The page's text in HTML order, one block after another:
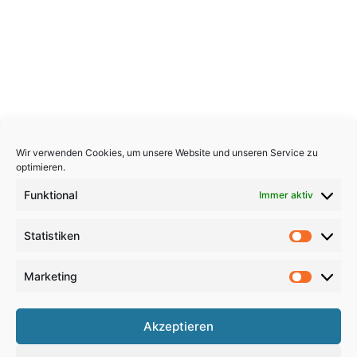
Wir verwenden Cookies, um unsere Website und unseren Service zu
optimieren.
Funktional Immer aktiv
Statistiken
Marketing
Akzeptieren
Copyright 2026, All Rights Reserved